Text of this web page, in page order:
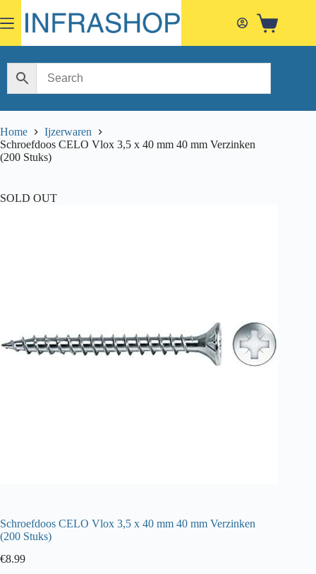
to
content
Shopping
Home
Ijzerwaren
Schroefdoos CELO Vlox 3,5 x 40 mm 40 mm Verzinken
(200 Stuks)
SOLD OUT
Schroefdoos CELO Vlox 3,5 x 40 mm 40 mm Verzinken
(200 Stuks)
€8.99